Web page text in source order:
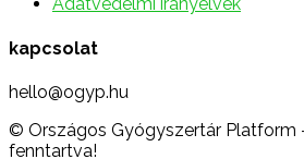
kapcsolat
hello@ogyp.hu
© Országos Gyógyszertár Platform
fenntartva!